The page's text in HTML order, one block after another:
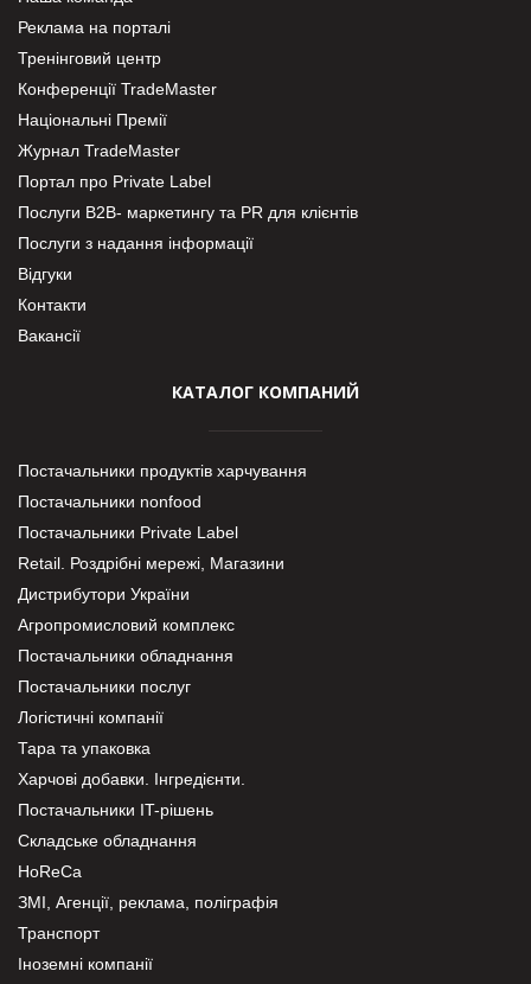
Реклама на порталі
Тренінговий центр
Конференції TradeMaster
Національні Премії
Журнал TradeMaster
Портал про Private Label
Послуги В2В- маркетингу та PR для клієнтів
Послуги з надання інформації
Відгуки
Контакти
Вакансії
КАТАЛОГ КОМПАНИЙ
Постачальники продуктів харчування
Постачальники nonfood
Постачальники Private Label
Retail. Роздрібні мережі, Магазини
Дистрибутори України
Агропромисловий комплекс
Постачальники обладнання
Постачальники послуг
Логістичні компанії
Тара та упаковка
Харчові добавки. Інгредієнти.
Постачальники IT-рішень
Складське обладнання
HoReCa
ЗМІ, Агенції, реклама, поліграфія
Транспорт
Іноземні компанії